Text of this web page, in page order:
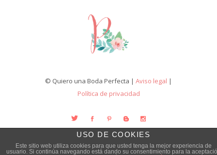
© Quiero una Boda Perfecta | Aviso legal |
Política de privacidad
USO DE COOKIES
Este sitio web utiliza cookies para que usted tenga la mejor experiencia de
usuario. Si continúa navegando está dando su consentimiento para la